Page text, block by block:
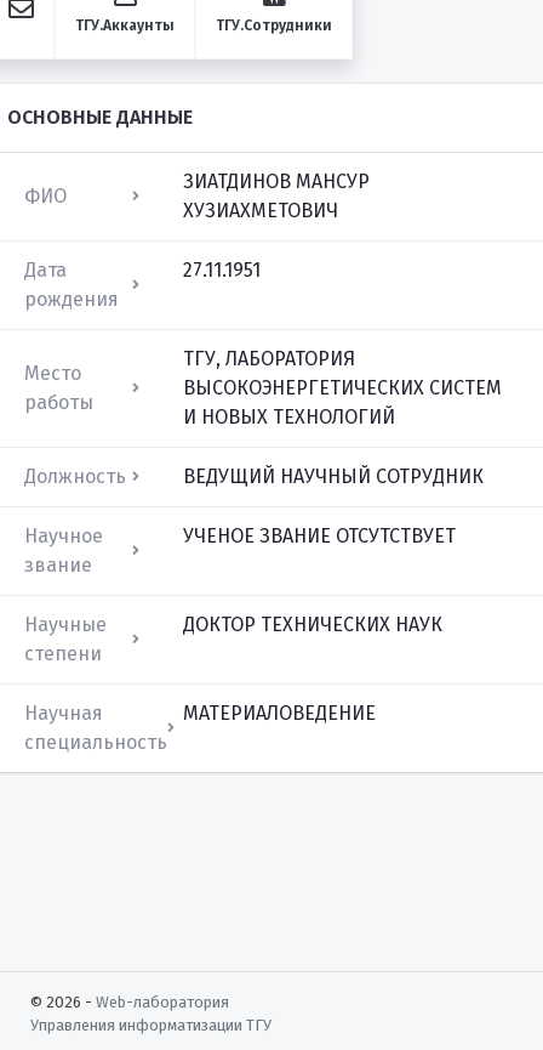
ТГУ.Аккаунты ТГУ.Сотрудники
ОСНОВНЫЕ ДАННЫЕ
ФИО
ЗИАТДИНОВ МАНСУР
ХУЗИАХМЕТОВИЧ
Дата
рождения
27.11.1951
Место
работы
ТГУ, ЛАБОРАТОРИЯ
ВЫСОКОЭНЕРГЕТИЧЕСКИХ СИСТЕМ
И НОВЫХ ТЕХНОЛОГИЙ
Должность ВЕДУЩИЙ НАУЧНЫЙ СОТРУДНИК
Научное
звание
УЧЕНОЕ ЗВАНИЕ ОТСУТСТВУЕТ
Научные
степени
ДОКТОР ТЕХНИЧЕСКИХ НАУК
Научная
специальность
МАТЕРИАЛОВЕДЕНИЕ
© 2026 - Web-лаборатория
Управления информатизации ТГУ